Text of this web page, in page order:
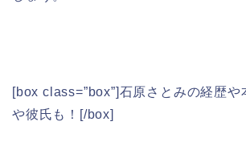
[box class=”box”]石原さとみの経歴や
や彼氏も！[/box]